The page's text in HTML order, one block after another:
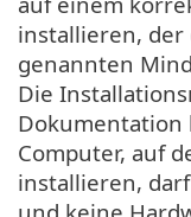
installieren,
genannten
Die
Dokumentation
Computer, auf
installieren,